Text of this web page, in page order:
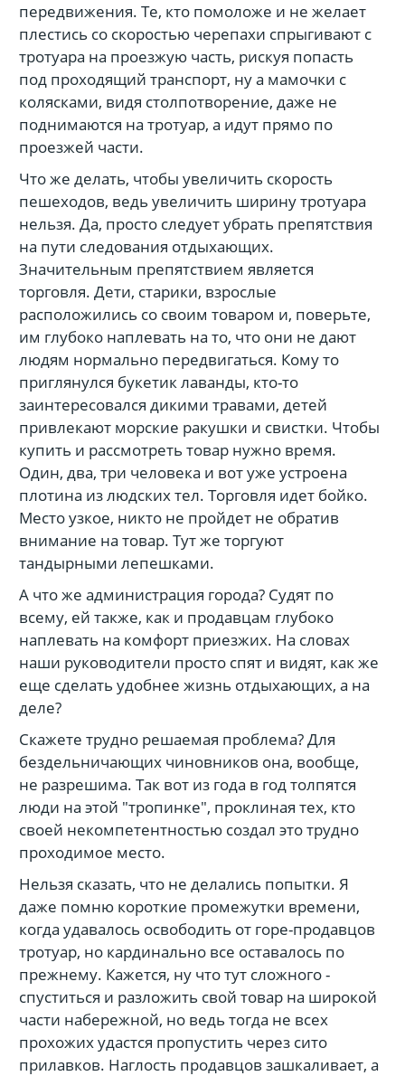
передвижения. Те, кто помоложе и не желает
плестись со скоростью черепахи спрыгивают с
тротуара на проезжую часть, рискуя попасть
под проходящий транспорт, ну а мамочки с
колясками, видя столпотворение, даже не
поднимаются на тротуар, а идут прямо по
проезжей части.
Что же делать, чтобы увеличить скорость
пешеходов, ведь увеличить ширину тротуара
нельзя. Да, просто следует убрать препятствия
на пути следования отдыхающих.
Значительным препятствием является
торговля. Дети, старики, взрослые
расположились со своим товаром и, поверьте,
им глубоко наплевать на то, что они не дают
людям нормально передвигаться. Кому то
приглянулся букетик лаванды, кто-то
заинтересовался дикими травами, детей
привлекают морские ракушки и свистки. Чтобы
купить и рассмотреть товар нужно время.
Один, два, три человека и вот уже устроена
плотина из людских тел. Торговля идет бойко.
Место узкое, никто не пройдет не обратив
внимание на товар. Тут же торгуют
тандырными лепешками.
А что же администрация города? Судят по
всему, ей также, как и продавцам глубоко
наплевать на комфорт приезжих. На словах
наши руководители просто спят и видят, как же
еще сделать удобнее жизнь отдыхающих, а на
деле?
Скажете трудно решаемая проблема? Для
бездельничающих чиновников она, вообще,
не разрешима. Так вот из года в год толпятся
люди на этой "тропинке", проклиная тех, кто
своей некомпетентностью создал это трудно
проходимое место.
Нельзя сказать, что не делались попытки. Я
даже помню короткие промежутки времени,
когда удавалось освободить от горе-продавцов
тротуар, но кардинально все оставалось по
прежнему. Кажется, ну что тут сложного -
спуститься и разложить свой товар на широкой
части набережной, но ведь тогда не всех
прохожих удастся пропустить через сито
прилавков. Наглость продавцов зашкаливает, а